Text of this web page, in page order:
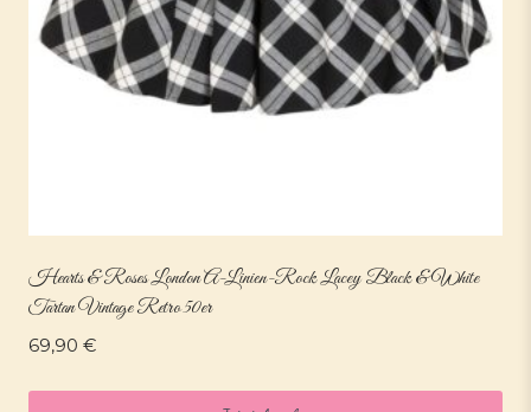
Hearts & Roses London A-Linien-Rock Lacey Black & White
Tartan Vintage Retro 50er
69,90 €